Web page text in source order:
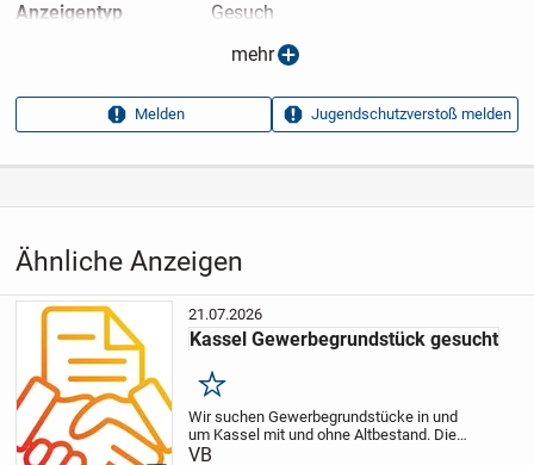
Ähnliche Anzeigen
21.07.2026
Kassel Gewerbegrundstück gesucht
Merken
Wir suchen Gewerbegrundstücke in und
um Kassel mit und ohne Altbestand. Die
Grundstücksfläche sollte mindestens
VB
Anzeigen­typ
Gesuch
19.07.2026
Aufrufe dieser
33
mehr
Melden Jugendschutzverstoß melden